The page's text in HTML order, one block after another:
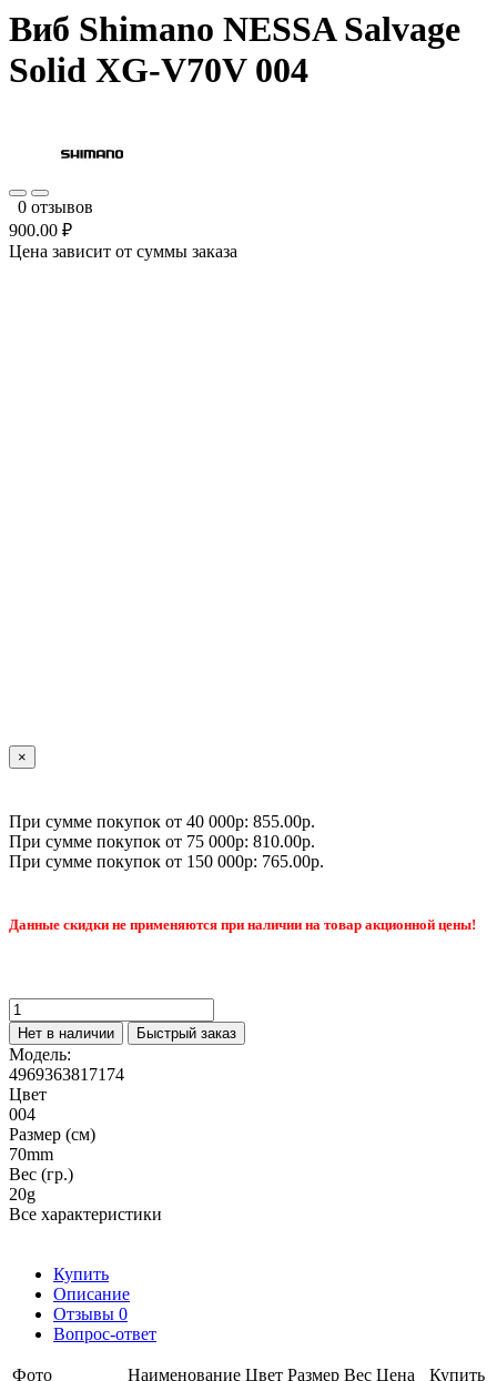
Виб Shimano NESSA Salvage
Solid XG-V70V 004
0 отзывов
900.00 ₽
Цена зависит от суммы заказа
×
При сумме покупок от 40 000р: 855.00р.
При сумме покупок от 75 000р: 810.00р.
При сумме покупок от 150 000р: 765.00р.
Данные скидки не применяются при наличии на товар акционной цены!
Нет в наличии Быстрый заказ
Модель:
4969363817174
Цвет
004
Размер (см)
70mm
Вес (гр.)
20g
Все характеристики
Купить
Описание
Отзывы 0
Вопрос-ответ
Фото Наименование Цвет Размер Вес Цена Купить